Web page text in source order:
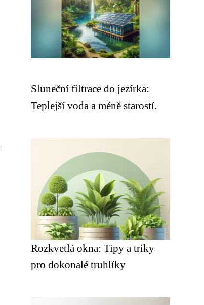
Sluneční filtrace do jezírka:
Teplejší voda a méně starostí.
Rozkvetlá okna: Tipy a triky
pro dokonalé truhlíky